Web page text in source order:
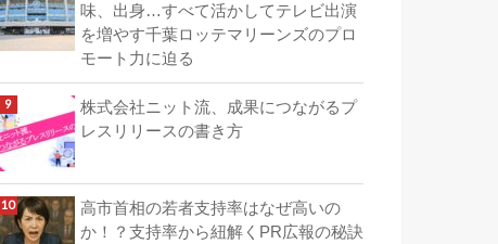
味、出身…すべて活かしてテレビ出演
を増やす千葉ロッテマリーンズのプロ
モート力に迫る
株式会社ニット流、成果につながるプ
レスリリースの書き方
高市首相の若者支持率はなぜ高いの
か！？支持率から紐解くPR広報の秘訣